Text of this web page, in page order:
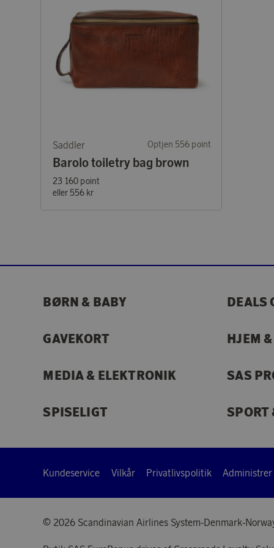
Saddler Optjen 556 point
Barolo toiletry bag brown
23 160 point
eller 556 kr
BØRN & BABY DEALS
GAVEKORT HJEM
MEDIA & ELEKTRONIK SAS
SPISELIGT SPORT
Kundeservice Vilkår Privatlivspolitik Administrer
© 2026 Scandinavian Airlines System-Denmark-